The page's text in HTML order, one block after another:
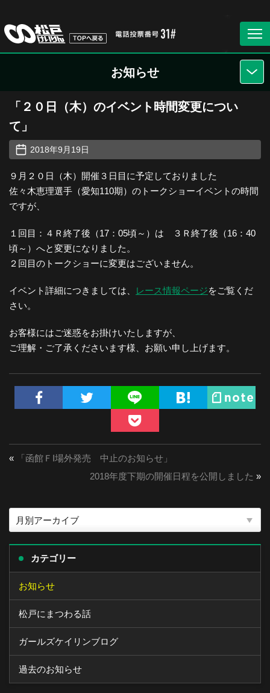
お知らせ
「２０日（木）のイベント時間変更につい
て」
2018年9月19日
９月２０日（木）開催３日目に予定しておりました
佐々木恵理選手（愛知110期）のトークショーイベントの時間
ですが、
１回目：４Ｒ終了後（17：05頃～）は ３Ｒ終了後（16：40
頃～）へと変更になりました。
２回目のトークショーに変更はございません。
イベント詳細につきましては、 レース情報ページをご覧くだ
さい。
お客様にはご迷惑をお掛けいたしますが、
ご理解・ご了承くださいます様、お願い申し上げます。
«
「函館ＦI場外発売 中止のお知らせ」
2018年度下期の開催日程を公開しました »
カテゴリー
お知らせ
松戸にまつわる話
ガールズケイリンブログ
過去のお知らせ